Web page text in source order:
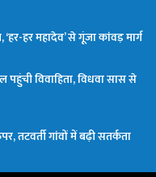
हर महादेव’ से गूंजा कांवड़ मार्ग
विवाहिता, विधवा सास से
तटवर्ती गांवों में बढ़ी सतर्कता